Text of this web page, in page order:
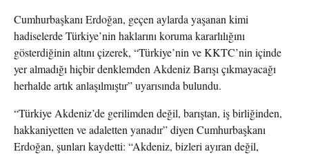
Cumhurbaşkanı Erdoğan, geçen aylarda yaşanan kimi
hadiselerde Türkiye’nin haklarını koruma kararlılığını
gösterdiğinin altını çizerek, “Türkiye’nin ve KKTC’nin içinde
yer almadığı hiçbir denklemden Akdeniz Barışı çıkmayacağı
herhalde artık anlaşılmıştır” uyarısında bulundu.
“Türkiye Akdeniz’de gerilimden değil, barıştan, iş birliğinden,
hakkaniyetten ve adaletten yanadır” diyen Cumhurbaşkanı
Erdoğan, şunları kaydetti: “Akdeniz, bizleri ayıran değil,